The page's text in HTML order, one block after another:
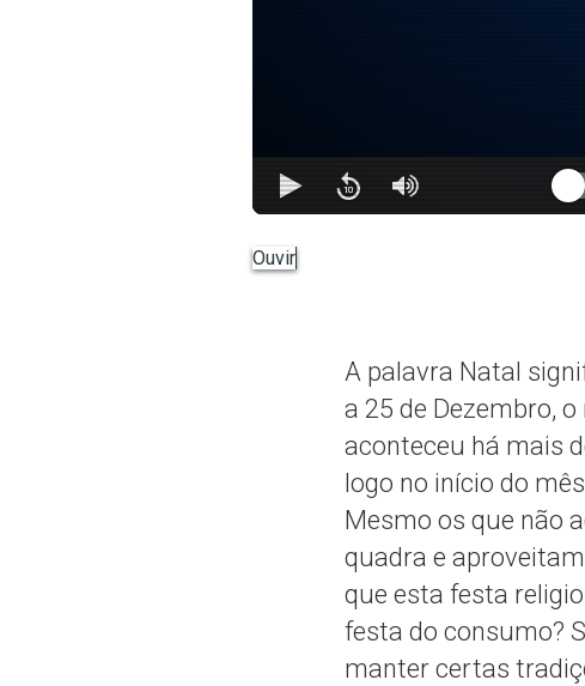
Ouvir
A palavra Natal
a 25 de Dezembro,
aconteceu há mais
logo no início do
Mesmo os que não
quadra e
que esta festa
festa do consumo?
manter certas